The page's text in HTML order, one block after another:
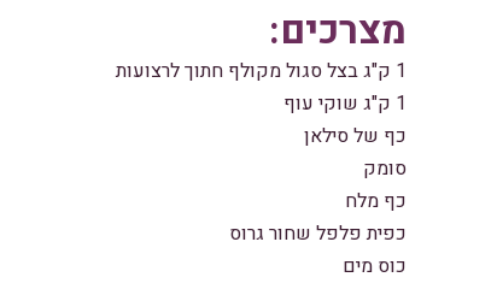
מצרכים:
1 ק"ג בצל סגול מקולף חתוך לרצועות
1 ק"ג שוקי עוף
כף של סילאן
סומק
כף מלח
כפית פלפל שחור גרוס
כוס מים